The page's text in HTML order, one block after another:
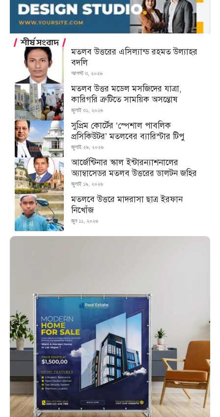
শীর্ষ সংবাদ
মতলব উত্তরের এসিল্যান্ড রহমত উল্যাহর
বদলি
আগস্ট ৩, ২০২৬
মতলব উত্তর মডেল মসজিদের যাত্রা,
কারিগরি ত্রুটিতে সাময়িক অসন্তোষ
জুলাই ৩১, ২০২৬
সুপ্রিম কোর্টের ‘স্পেশাল পাবলিক
প্রসিকিউটর’ মতলবের ব্যারিস্টার টিপু
জুলাই ২৯, ২০২৬
আর্জেন্টিনার স্কাল ইন্টারন্যাশনালের
অ্যাম্বাসেডর মতলব উত্তরের ডালটন জহির
জুলাই ১৯, ২০২৬
মতলবে উত্তরে মাদরাসা ছাত্র ইরফান
নিখোঁজ
জুন ১১, ২০২৬